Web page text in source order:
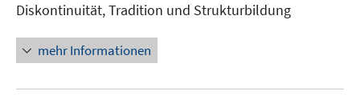
Diskontinuität, Tradition und Strukturbildung
mehr Informationen